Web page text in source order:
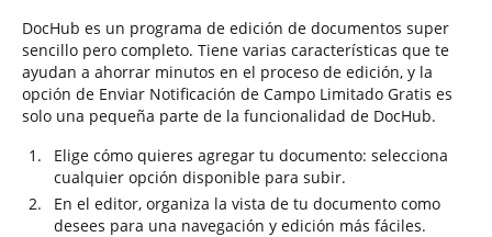
DocHub es un programa de edición de documentos super
sencillo pero completo. Tiene varias características que te
ayudan a ahorrar minutos en el proceso de edición, y la
opción de Enviar Notificación de Campo Limitado Gratis es
solo una pequeña parte de la funcionalidad de DocHub.
Elige cómo quieres agregar tu documento: selecciona
cualquier opción disponible para subir.
En el editor, organiza la vista de tu documento como
desees para una navegación y edición más fáciles.